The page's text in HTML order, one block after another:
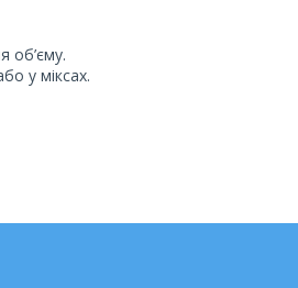
об’єму.
у міксах.